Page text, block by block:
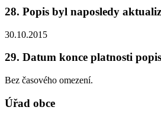
28. Popis byl naposledy
30.10.2015
29. Datum konce platnosti
Bez časového omezení.
Úřad obce